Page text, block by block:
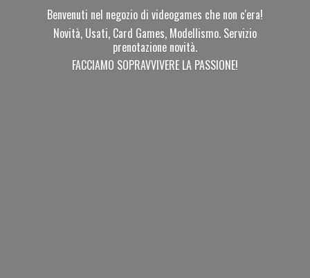
Benvenuti nel negozio di videogames che non c'era!
Novità, Usati, Card Games, Modellismo. Servizio
prenotazione novità.
FACCIAMO SOPRAVVIVERE LA PASSIONE!